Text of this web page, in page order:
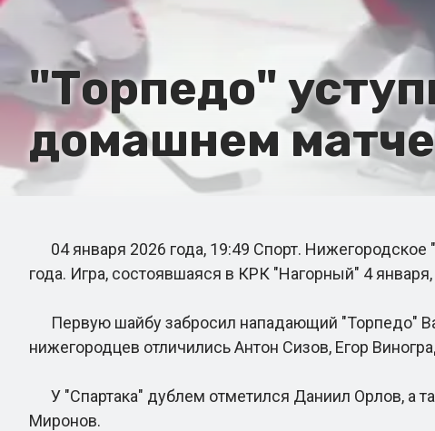
"Торпедо"
домашнем
04 января 2026 года, 19:49 Спорт.
года. Игра, состоявшаяся в КРК "Нагорный" 4
Первую шайбу забросил нападающий "Торпедо"
нижегородцев отличились Антон Сизов, Егор
У "Спартака" дублем отметился Даниил Орлов, а
Миронов.